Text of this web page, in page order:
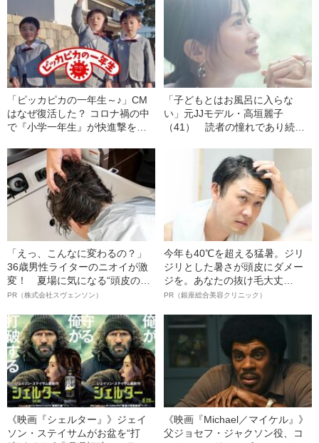
「ピッカピカの一年生～♪」CM
はなぜ復活した？ コロナ禍の中
で『小学一年生』が快進撃を続
「子どもとはお風呂に入らな
い」元JJモデル・高垣麗子
（41） 読者の憧れであり続け
「えっ、こんなに変わるの？」
36歳男性ライターのニオイが激
変！ 夏場に気になる“頭皮のニ
オイ”や“ベタつき”を解消す
ト”が生み出した徹底ケアとは
PR（株式会社スヴェンソン）
今年も40℃を超える猛暑。ジリ
ジリとした暑さが頭皮にダメー
ジを。あなたの抜け毛大丈
夫！？
PR（銀座総合美容クリニック）
《映画『シェルター』》ジェイ
ソン・ステイサムがお盆を“打
《映画『Michael／マイケル』》
父ジョセフ・ジャクソン役、コ